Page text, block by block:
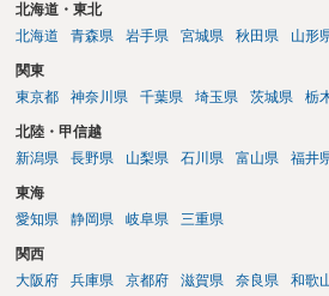
北海道・東北
北海道
青森県 岩手県 宮城県 秋田県 山形
関東
東京都
神奈川県 千葉県 埼玉県 茨城県 栃
北陸・甲信越
新潟県
長野県 山梨県 石川県 富山県 福井
東海
愛知県
静岡県 岐阜県 三重県
関西
大阪府
兵庫県 京都府 滋賀県 奈良県 和歌